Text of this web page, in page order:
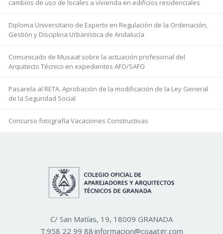
cambios de uso de locales a vivienda en edificios residenciales
Diploma Universitario de Experto en Regulación de la Ordenación,
Gestión y Disciplina Urbanística de Andalucía
Comunicado de Musaat sobre la actuación profesional del
Arquitecto Técnico en expedientes AFO/SAFO
Pasarela al RETA. Aprobación de la modificación de la Ley General
de la Seguridad Social
Concurso fotografía Vacaciones Constructivas
C/ San Matías, 19, 18009 GRANADA
T:958 22 99 88·informacion@coaatgr.com